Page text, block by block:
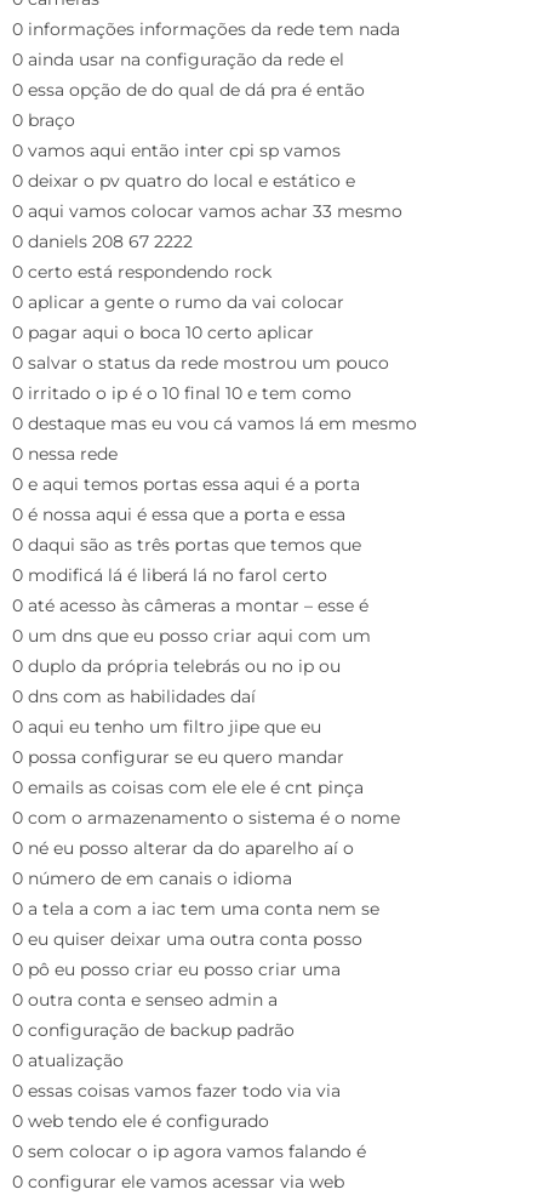
0 informações informações da rede tem nada
0 ainda usar na configuração da rede el
0 essa opção de do qual de dá pra é então
0 braço
0 vamos aqui então inter cpi sp vamos
0 deixar o pv quatro do local e estático e
0 aqui vamos colocar vamos achar 33 mesmo
0 daniels 208 67 2222
0 certo está respondendo rock
0 aplicar a gente o rumo da vai colocar
0 pagar aqui o boca 10 certo aplicar
0 salvar o status da rede mostrou um pouco
0 irritado o ip é o 10 final 10 e tem como
0 destaque mas eu vou cá vamos lá em mesmo
0 nessa rede
0 e aqui temos portas essa aqui é a porta
0 é nossa aqui é essa que a porta e essa
0 daqui são as três portas que temos que
0 modificá lá é liberá lá no farol certo
0 até acesso às câmeras a montar – esse é
0 um dns que eu posso criar aqui com um
0 duplo da própria telebrás ou no ip ou
0 dns com as habilidades daí
0 aqui eu tenho um filtro jipe que eu
0 possa configurar se eu quero mandar
0 emails as coisas com ele ele é cnt pinça
0 com o armazenamento o sistema é o nome
0 né eu posso alterar da do aparelho aí o
0 número de em canais o idioma
0 a tela a com a iac tem uma conta nem se
0 eu quiser deixar uma outra conta posso
0 pô eu posso criar eu posso criar uma
0 outra conta e senseo admin a
0 configuração de backup padrão
0 atualização
0 essas coisas vamos fazer todo via via
0 web tendo ele é configurado
0 sem colocar o ip agora vamos falando é
0 configurar ele vamos acessar via web